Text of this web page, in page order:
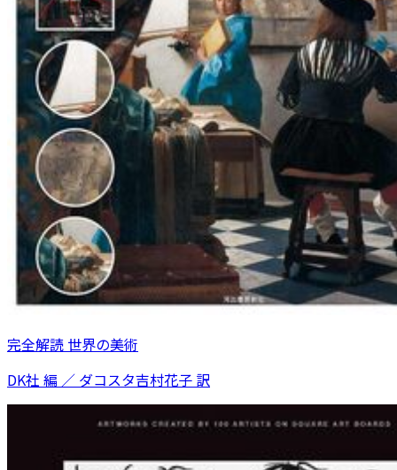
完全解読 世界の美術
DK社 編 ／ ダコスタ吉村花子 訳